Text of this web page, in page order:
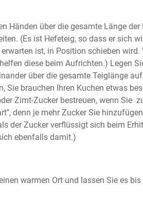
Händen über die gesamte Länge der
(Es ist Hefeteig, so dass er sich
ist, in Position schieben wird.
diese beim Aufrichten.) Legen
über die gesamte Teiglänge
Sie brauchen Ihren Kuchen etwas
Zimt-Zucker bestreuen, wenn Sie
denn je mehr Zucker Sie
der Zucker verflüssigt sich beim
ebenfalls damit.)
warmen Ort und lassen Sie es bis